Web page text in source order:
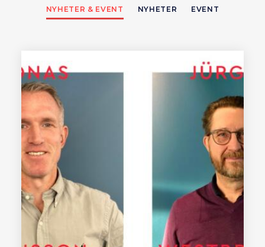
NYHETER & EVENT NYHETER EVENT